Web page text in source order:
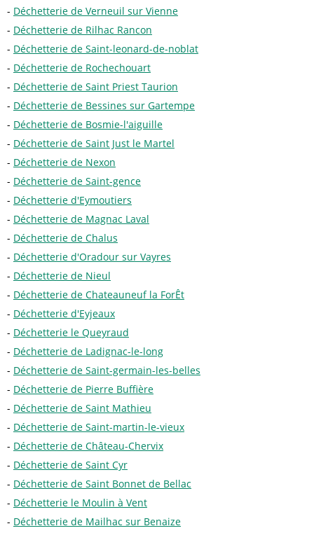
Déchetterie de Verneuil sur Vienne
Déchetterie de Rilhac Rancon
Déchetterie de Saint-leonard-de-noblat
Déchetterie de Rochechouart
Déchetterie de Saint Priest Taurion
Déchetterie de Bessines sur Gartempe
Déchetterie de Bosmie-l'aiguille
Déchetterie de Saint Just le Martel
Déchetterie de Nexon
Déchetterie de Saint-gence
Déchetterie d'Eymoutiers
Déchetterie de Magnac Laval
Déchetterie de Chalus
Déchetterie d'Oradour sur Vayres
Déchetterie de Nieul
Déchetterie de Chateauneuf la ForÊt
Déchetterie d'Eyjeaux
Déchetterie le Queyraud
Déchetterie de Ladignac-le-long
Déchetterie de Saint-germain-les-belles
Déchetterie de Pierre Buffière
Déchetterie de Saint Mathieu
Déchetterie de Saint-martin-le-vieux
Déchetterie de Château-Chervix
Déchetterie de Saint Cyr
Déchetterie de Saint Bonnet de Bellac
Déchetterie le Moulin à Vent
Déchetterie de Mailhac sur Benaize